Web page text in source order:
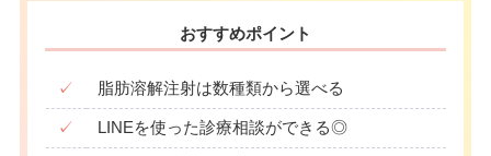
おすすめポイント
✓ 脂肪溶解注射は数種類から選べる
✓ LINEを使った診療相談ができる◎